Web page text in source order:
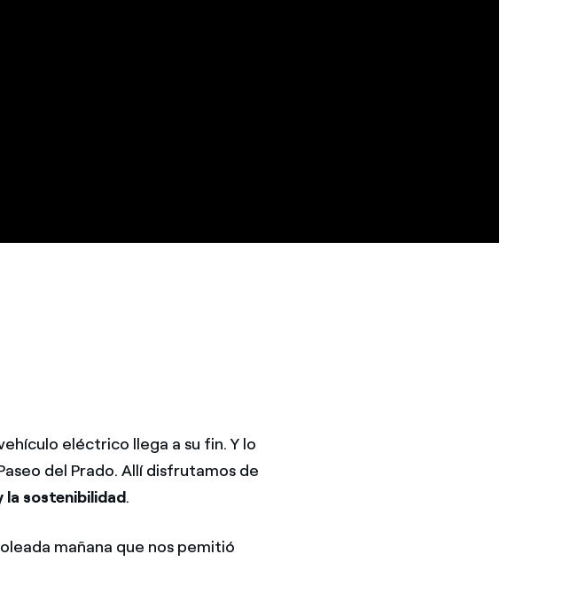
eléctrico llega a su fin. Y lo
del Prado. Allí disfrutamos de
la sostenibilidad.
mañana que nos pemitió